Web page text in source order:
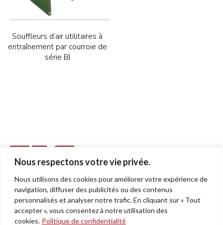
Nous respectons votre vie privée.
Nous utilisons des cookies pour améliorer votre expérience de
navigation, diffuser des publicités ou des contenus
personnalisés et analyser notre trafic. En cliquant sur « Tout
accepter », vous consentez à notre utilisation des
cookies. Politique de confidentialité
Souffleurs d’air utilitaires à
entraînement par courroie de
série BI
955, rue Léon-Trépanier
Sherbrooke (Québec)